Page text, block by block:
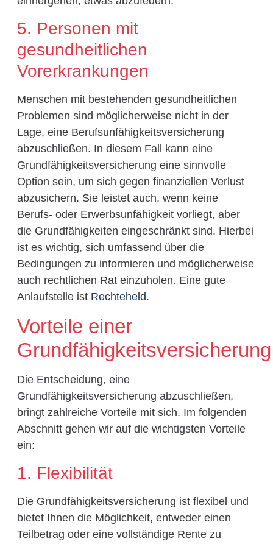
5. Personen mit
gesundheitlichen
Vorerkrankungen
Menschen mit bestehenden gesundheitlichen
Problemen sind möglicherweise nicht in der
Lage, eine Berufsunfähigkeitsversicherung
abzuschließen. In diesem Fall kann eine
Grundfähigkeitsversicherung eine sinnvolle
Option sein, um sich gegen finanziellen Verlust
abzusichern. Sie leistet auch, wenn keine
Berufs- oder Erwerbsunfähigkeit vorliegt, aber
die Grundfähigkeiten eingeschränkt sind. Hierbei
ist es wichtig, sich umfassend über die
Bedingungen zu informieren und möglicherweise
auch rechtlichen Rat einzuholen. Eine gute
Anlaufstelle ist Rechteheld.
Vorteile einer
Grundfähigkeitsversicherung
Die Entscheidung, eine
Grundfähigkeitsversicherung abzuschließen,
bringt zahlreiche Vorteile mit sich. Im folgenden
Abschnitt gehen wir auf die wichtigsten Vorteile
ein:
1. Flexibilität
Die Grundfähigkeitsversicherung ist flexibel und
bietet Ihnen die Möglichkeit, entweder einen
Teilbetrag oder eine vollständige Rente zu